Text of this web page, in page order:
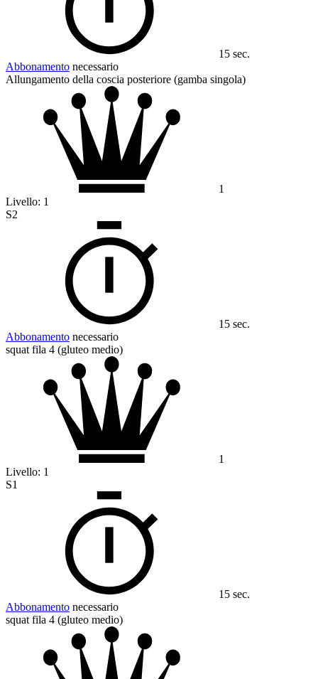
15 sec.
Abbonamento necessario
Allungamento della coscia posteriore (gamba singola)
1
Livello: 1
S2
15 sec.
Abbonamento necessario
squat fila 4 (gluteo medio)
1
Livello: 1
S1
15 sec.
Abbonamento necessario
squat fila 4 (gluteo medio)